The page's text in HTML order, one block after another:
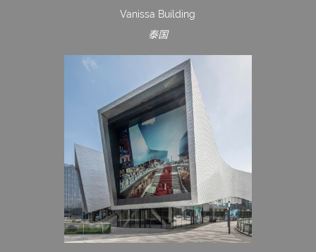
Vanissa Building
泰国